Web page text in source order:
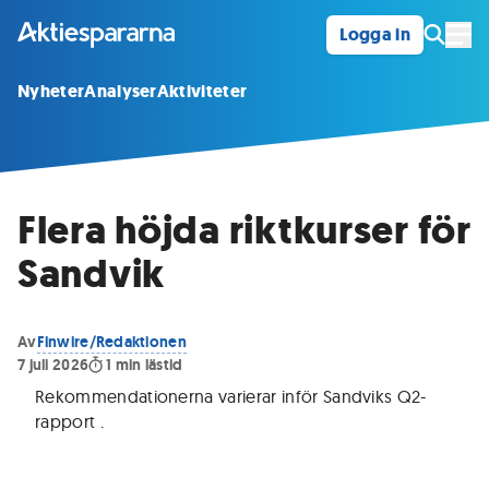
Logga in
NyheterAnalyserAktiviteter
Flera höjda riktkurser för
Sandvik
AvFinwire/Redaktionen
7 juli 2026
1 min lästid
Rekommendationerna varierar inför Sandviks Q2-
rapport .